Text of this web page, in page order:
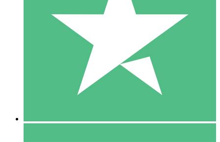
Paga según el uso con créditos de descarga. Sin compromiso
10 00